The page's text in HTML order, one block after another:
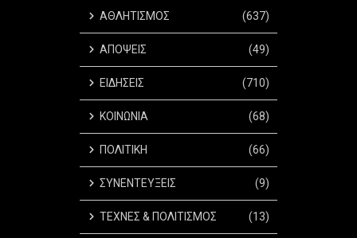
ΑΘΛΗΤΙΣΜΟΣ (637)
ΑΠΟΨΕΙΣ (49)
ΕΙΔΗΣΕΙΣ (710)
ΚΟΙΝΩΝΙΑ (68)
ΠΟΛΙΤΙΚΗ (66)
ΣΥΝΕΝΤΕΥΞΕΙΣ (9)
ΤΕΧΝΕΣ & ΠΟΛΙΤΙΣΜΟΣ (13)